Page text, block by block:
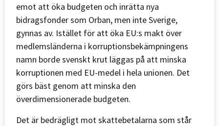
emot att öka budgeten och inrätta nya
bidragsfonder som Orban, men inte Sverige,
gynnas av. Istället för att öka EU:s makt över
medlemsländerna i korruptionsbekämpningens
namn borde svenskt krut läggas på att minska
korruptionen med EU-medel i hela unionen. Det
görs bäst genom att minska den
överdimensionerade budgeten.
Det är bedrägligt mot skattebetalarna som står